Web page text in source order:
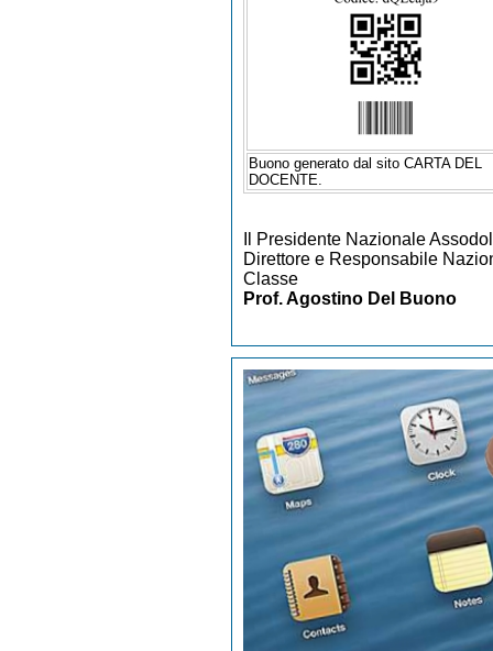
Buono generato dal sito CARTA DEL
DOCENTE.
Il Presidente Nazionale
Direttore e Responsabile
Classe
Prof. Agostino Del Buono